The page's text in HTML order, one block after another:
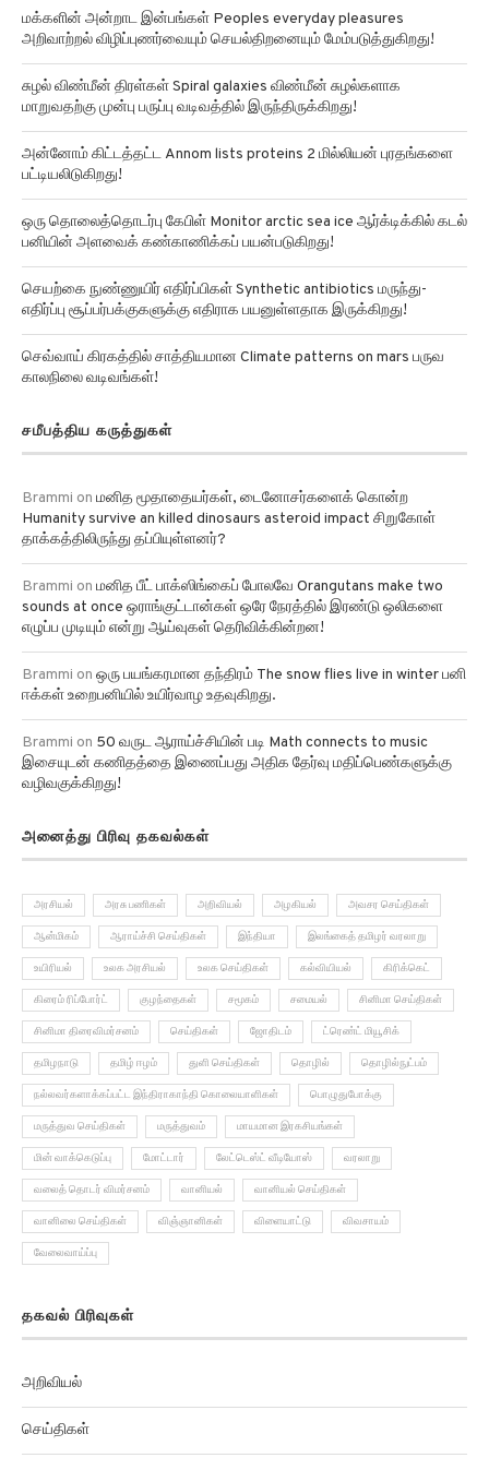
மக்களின் அன்றாட இன்பங்கள் Peoples everyday pleasures
அறிவாற்றல் விழிப்புணர்வையும் செயல்திறனையும் மேம்படுத்துகிறது!
சுழல் விண்மீன் திரள்கள் Spiral galaxies விண்மீன் சுழல்களாக
மாறுவதற்கு முன்பு பருப்பு வடிவத்தில் இருந்திருக்கிறது!
அன்னோம் கிட்டத்தட்ட Annom lists proteins 2 மில்லியன் புரதங்களை
பட்டியலிடுகிறது!
ஒரு தொலைத்தொடர்பு கேபிள் Monitor arctic sea ice ஆர்க்டிக்கில் கடல்
பனியின் அளவைக் கண்காணிக்கப் பயன்படுகிறது!
செயற்கை நுண்ணுயிர் எதிர்ப்பிகள் Synthetic antibiotics மருந்து-
எதிர்ப்பு சூப்பர்பக்குகளுக்கு எதிராக பயனுள்ளதாக இருக்கிறது!
செவ்வாய் கிரகத்தில் சாத்தியமான Climate patterns on mars பருவ
காலநிலை வடிவங்கள்!
சமீபத்திய கருத்துகள்
Brammi on மனித மூதாதையர்கள், டைனோசர்களைக் கொன்ற
Humanity survive an killed dinosaurs asteroid impact சிறுகோள்
தாக்கத்திலிருந்து தப்பியுள்ளனர்?
Brammi on மனித பீட் பாக்ஸிங்கைப் போலவே Orangutans make two
sounds at once ஒராங்குட்டான்கள் ஒரே நேரத்தில் இரண்டு ஒலிகளை
எழுப்ப முடியும் என்று ஆய்வுகள் தெரிவிக்கின்றன!
Brammi on ஒரு பயங்கரமான தந்திரம் The snow flies live in winter பனி
ஈக்கள் உறைபனியில் உயிர்வாழ உதவுகிறது.
Brammi on 50 வருட ஆராய்ச்சியின் படி Math connects to music
இசையுடன் கணிதத்தை இணைப்பது அதிக தேர்வு மதிப்பெண்களுக்கு
வழிவகுக்கிறது!
அனைத்து பிரிவு தகவல்கள்
அரசியல் அரசு பணிகள் அறிவியல் அழகியல் அவசர செய்திகள்
ஆன்மிகம் ஆராய்ச்சி செய்திகள் இந்தியா இலங்கைத் தமிழர் வரலாறு
உயிரியல் உலக அரசியல் உலக செய்திகள் கல்வியியல் கிரிக்கெட்
கிரைம் ரிப்போர்ட் குழந்தைகள் சமூகம் சமையல் சினிமா செய்திகள்
சினிமா திரைவிமர்சனம் செய்திகள் ஜோதிடம் ட்ரெண்ட் மியூசிக்
தமிழநாடு தமிழ் ஈழம் துளி செய்திகள் தொழில் தொழில்நுட்பம்
நல்லவர்களாக்கப்பட்ட இந்திராகாந்தி கொலையாளிகள் பொழுதுபோக்கு
மருத்துவ செய்திகள் மருத்துவம் மாயமான இரகசியங்கள்
மின் வாக்கெடுப்பு மோட்டார் லேட்டெஸ்ட் வீடியோஸ் வரலாறு
வலைத் தொடர் விமர்சனம் வானியல் வானியல் செய்திகள்
வானிலை செய்திகள் விஞ்ஞானிகள் விளையாட்டு விவசாயம்
வேலைவாய்ப்பு
தகவல் பிரிவுகள்
அறிவியல்
செய்திகள்